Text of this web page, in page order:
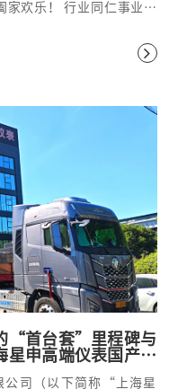
家欢乐！ 行业同仁事业腾
“首台套”里程碑与
星申高端仪表国产硬
公司（以下简称“上海星